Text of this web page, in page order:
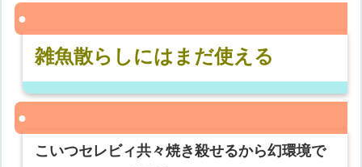
雑魚散らしにはまだ使える
こいつセレビィ共々焼き殺せるから幻環境で